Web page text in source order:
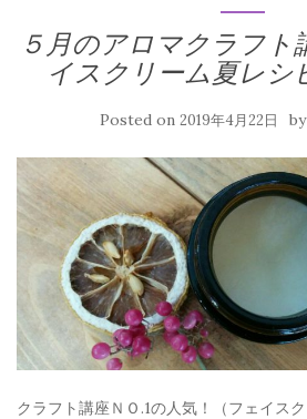
５月のアロマクラフ
イスクリーム夏レ
Posted on 2019年4月22日 by
クラフト講座ＮＯ.1の人気！（フェイス